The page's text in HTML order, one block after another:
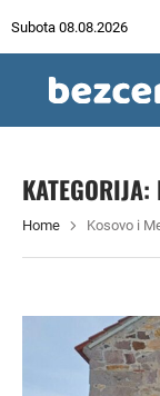
Subota 08.08.2026
KATEGORIJA:
Home Kosovo i